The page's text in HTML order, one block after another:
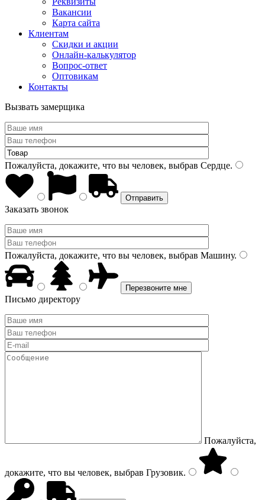
Вакансии
Карта сайта
Клиентам
Скидки и акции
Онлайн-калькулятор
Вопрос-ответ
Оптовикам
Контакты
Вызвать замерщика
Пожалуйста, докажите, что вы человек, выбрав Сердце.
Заказать звонок
Пожалуйста, докажите, что вы человек, выбрав Машину.
Письмо директору
Пожалуйста,
докажите, что вы человек, выбрав Грузовик.